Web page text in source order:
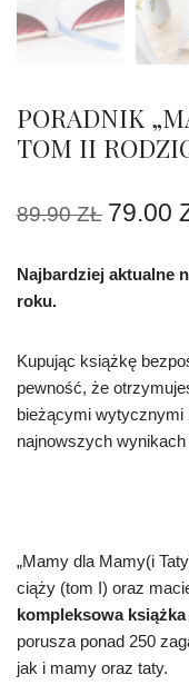
PORADNIK
TOM II
89.90ZŁ 79.00
Najbardziej aktualne
roku.
Kupując książkę
pewność, że
bieżącymi wytycznymi
najnowszych
„Mamy dla Mamy(i
ciąży (tom I) oraz
kompleksowa
porusza ponad 250
jak i mamy oraz taty.